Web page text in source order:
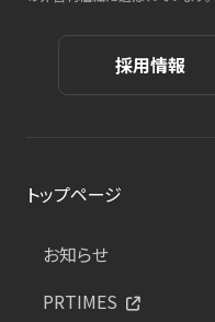
採用情報
トップページ
お知らせ
PRTIMES